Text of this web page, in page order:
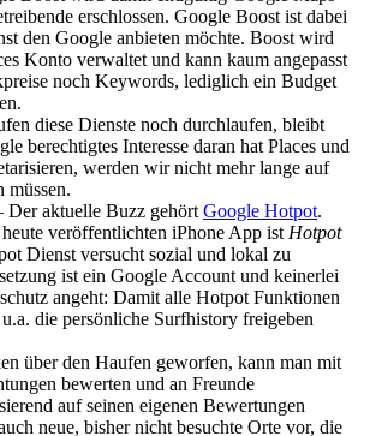
erschlossen. Google Boost ist dabei
den Google anbieten möchte. Boost wird
Konto verwaltet und kann kaum angepasst
noch Keywords, lediglich ein Budget
diese Dienste noch durchlaufen, bleibt
berechtigtes Interesse daran hat Places und
werden wir nicht mehr lange auf
müssen.
Der aktuelle Buzz gehört Google Hotpot.
veröffentlichten iPhone App ist Hotpot
Dienst versucht sozial und lokal zu
ist ein Google Account und keinerlei
angeht: Damit alle Hotpot Funktionen
die persönliche Surfhistory freigeben
über den Haufen geworfen, kann man mit
bewerten und an Freunde
auf seinen eigenen Bewertungen
neue, bisher nicht besuchte Orte vor, die